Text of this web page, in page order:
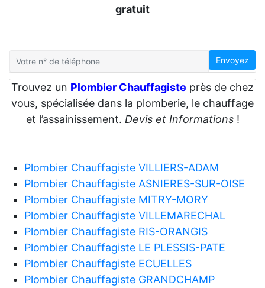
gratuit
Envoyez
Trouvez un Plombier Chauffagiste près de chez
vous, spécialisée dans la plomberie, le chauffage
et l’assainissement. Devis et Informations!
Plombier Chauffagiste VILLIERS-ADAM
Plombier Chauffagiste ASNIERES-SUR-OISE
Plombier Chauffagiste MITRY-MORY
Plombier Chauffagiste VILLEMARECHAL
Plombier Chauffagiste RIS-ORANGIS
Plombier Chauffagiste LE PLESSIS-PATE
Plombier Chauffagiste ECUELLES
Plombier Chauffagiste GRANDCHAMP